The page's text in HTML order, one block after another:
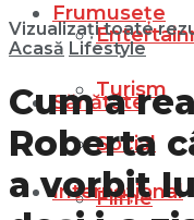
Turism
Social
Filme
Frumusețe
Sănătate
Internațional
Vizualizați toate
Acasă Lifestyle
Cum a
Roberta
a vorbit